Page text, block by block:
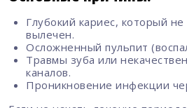
Глубокий кариес, который
вылечен.
Осложненный пульпит
Травмы зуба или
каналов.
Проникновение инфекции